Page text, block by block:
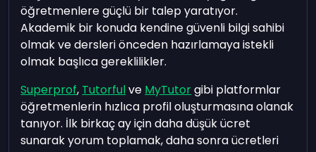
öğretmenlere güçlü bir talep yaratıyor.
Akademik bir konuda kendine güvenli bilgi sahibi
olmak ve dersleri önceden hazırlamaya istekli
olmak başlıca gereklilikler.
Superprof, Tutorfulve MyTutorgibi platformlar
öğretmenlerin hızlıca profil oluşturmasına olanak
tanıyor. İlk birkaç ay için daha düşük ücret
sunarak yorum toplamak, daha sonra ücretleri